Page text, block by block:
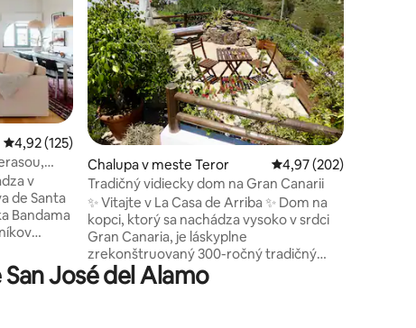
123
Priemerné ohodnotenie 4,92 z 5, počet hodnotení: 125
4,92 (125)
v
de Santa
Bandama
bazénu,
od
Chalupa v meste Teror Priemerné
4,97 (202)
Tradičný vidiecky dom na Gran Canarii
✨ Vitajte v La Casa de Arriba ✨ Dom na
kopci, ktorý sa nachádza vysoko v srdci
Gran Canaria, je láskyplne
zrekonštruovaný 300-ročný tradičný
kanársky dom s úchvatnými výhľadmi na
obzor, kde sa leskne more, a smerom k
José del Alamo